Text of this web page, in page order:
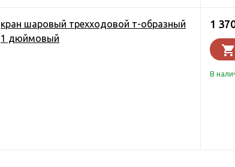
кран шаровый трехходовой т-образный
1 дюймовый
1
В